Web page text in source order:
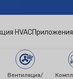
HVACПриложения
Вентиляция/